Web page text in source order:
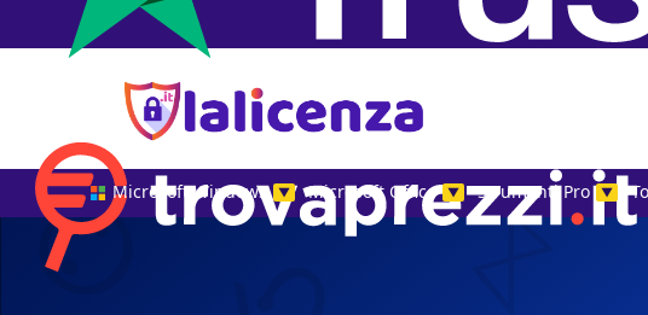
Microsoft Windows ▼ Microsoft Office ▼ Strumenti Pro ▼